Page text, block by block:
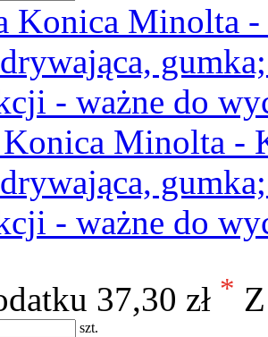
Minolta -
- ważne do
37,30 zł *
szt.